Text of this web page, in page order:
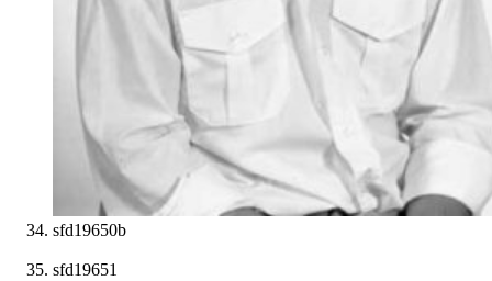
sfd19650b
sfd19651